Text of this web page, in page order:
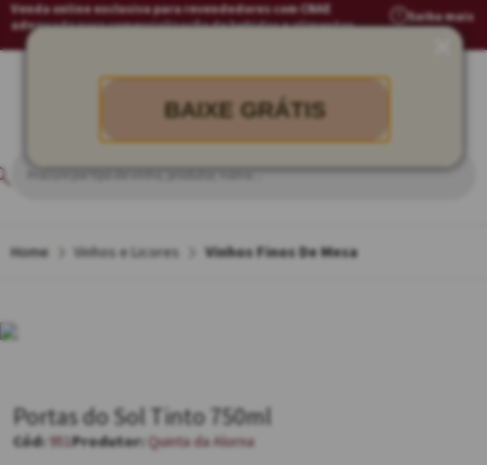
BAIXE GRÁTIS
Venda online exclusiva para revendedores com CNAE
adequado para comercialização de bebidas e alimentos
Saiba mais
Vinhos e Licores Vinhos Finos De Mesa
Portas do Sol Tinto 750ml
951 Quinta da Alorna